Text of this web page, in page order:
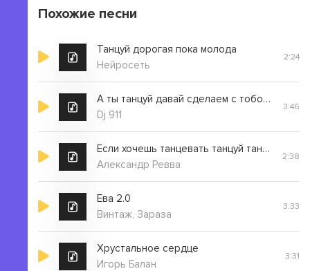
Похожие песни
Танцуй дорогая пока молода
Нейросеть
2:24
А ты танцуй давай сделаем с тобою рай
Dj 911
3:46
Если хочешь танцевать танцуй танцуй
Александр Ревва
2:38
Ева 2.0
Винтаж, Зараза
3:33
Хрустальное сердце
Игорь Балан
3:31